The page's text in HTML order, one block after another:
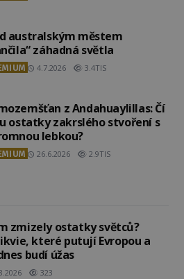
australským městem
záhadná světla
4.7.2026 3.4TIS
z Andahuaylillas: Čí
ostatky zakrslého stvoření s
lebkou?
26.6.2026 2.9TIS
zmizely ostatky světců?
které putují Evropou a
budí úžas
323